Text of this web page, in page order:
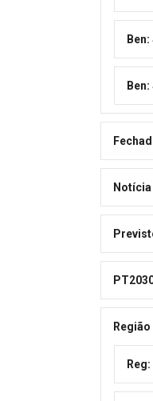
Notícia
Região